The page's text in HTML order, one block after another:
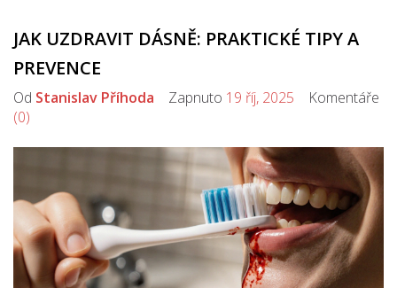
JAK UZDRAVIT DÁSNĚ: PRAKTICKÉ TIPY A
PREVENCE
Od Stanislav Příhoda Zapnuto 19 říj, 2025 Komentáře
(0)